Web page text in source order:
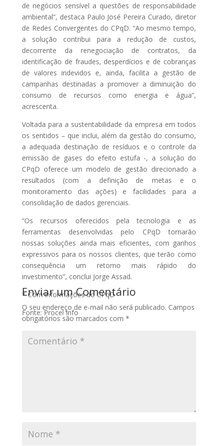
de negócios sensível a questões de responsabilidade
ambiental”, destaca Paulo José Pereira Curado, diretor
de Redes Convergentes do CPqD. “Ao mesmo tempo,
a solução contribui para a redução de custos,
decorrente da renegociação de contratos, da
identificação de fraudes, desperdícios e de cobranças
de valores indevidos e, ainda, facilita a gestão de
campanhas destinadas a promover a diminuição do
consumo de recursos como energia e água”,
acrescenta.
Voltada para a sustentabilidade da empresa em todos
os sentidos – que inclui, além da gestão do consumo,
a adequada destinação de resíduos e o controle da
emissão de gases do efeito estufa -, a solução do
CPqD oferece um modelo de gestão direcionado a
resultados (com a definição de metas e o
monitoramento das ações) e facilidades para a
consolidação de dados gerenciais.
“Os recursos oferecidos pela tecnologia e as
ferramentas desenvolvidas pelo CPqD tornarão
nossas soluções ainda mais eficientes, com ganhos
expressivos para os nossos clientes, que terão como
consequência um retorno mais rápido do
investimento”, conclui Jorge Assad.
* Com informações do CPqD
Fonte: Procel Info
Enviar um Comentário
O seu endereço de e-mail não será publicado. Campos
obrigatórios são marcados com *